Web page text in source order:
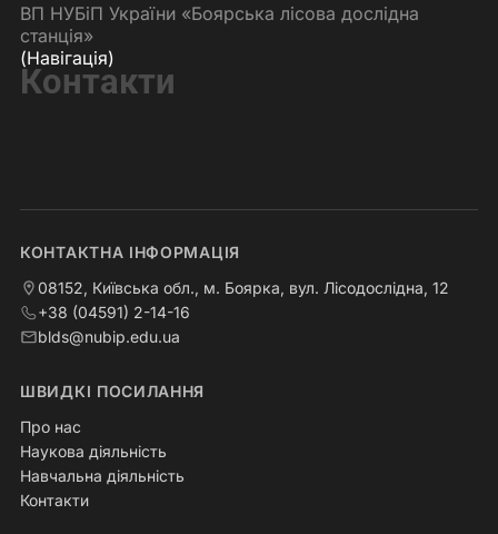
ВП НУБіП України «Боярська лісова дослідна
станція»
(Навігація)
Контакти
КОНТАКТНА ІНФОРМАЦІЯ
08152, Київська обл., м. Боярка, вул. Лісодослідна, 12
+38 (04591) 2-14-16
blds@nubip.edu.ua
ШВИДКІ ПОСИЛАННЯ
Про нас
Наукова діяльність
Навчальна діяльність
Контакти